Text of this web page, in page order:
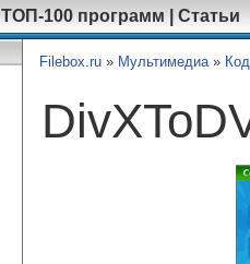
ТОП-100 программ Статьи
Filebox.ru » Мультимедиа»